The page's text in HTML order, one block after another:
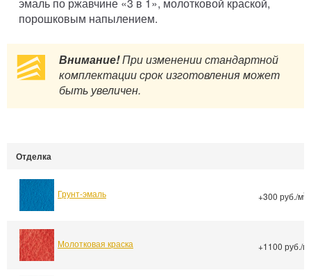
порошковым напылением.
Внимание!При изменении стандартной
комплектации срок изготовления может
быть увеличен.
Отделка
Грунт-эмаль +300 руб./м2
Молотковая краска +1100 руб./м